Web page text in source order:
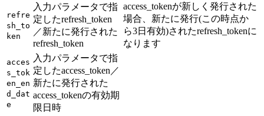
refre
sh_to
ken
入力パラメータで指
定したrefresh_token
／新たに発行された
refresh_token
access_tokenが新しく発行された
場合、新たに発行(この時点か
ら3日有効)されたrefresh_tokenに
なります
acces
s_tok
en_en
d_dat
e
入力パラメータで指
定したaccess_token／
新たに発行された
access_tokenの有効期
限日時